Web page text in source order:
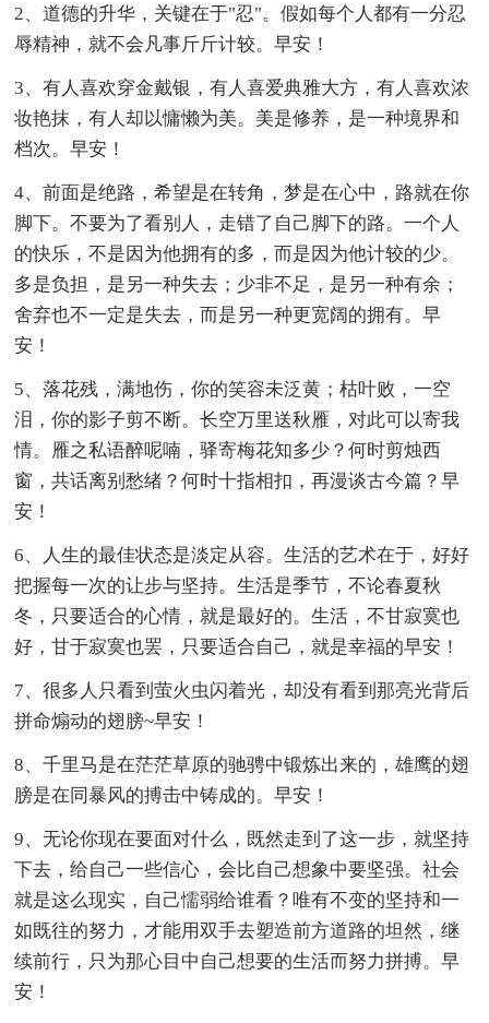
2、道德的升华，关键在于"忍"。假如每个人都有一分忍
辱精神，就不会凡事斤斤计较。早安！
3、有人喜欢穿金戴银，有人喜爱典雅大方，有人喜欢浓
妆艳抹，有人却以慵懒为美。美是修养，是一种境界和
档次。早安！
4、前面是绝路，希望是在转角，梦是在心中，路就在你
脚下。不要为了看别人，走错了自己脚下的路。一个人
的快乐，不是因为他拥有的多，而是因为他计较的少。
多是负担，是另一种失去；少非不足，是另一种有余；
舍弃也不一定是失去，而是另一种更宽阔的拥有。早
安！
5、落花残，满地伤，你的笑容未泛黄；枯叶败，一空
泪，你的影子剪不断。长空万里送秋雁，对此可以寄我
情。雁之私语醉呢喃，驿寄梅花知多少？何时剪烛西
窗，共话离别愁绪？何时十指相扣，再漫谈古今篇？早
安！
6、人生的最佳状态是淡定从容。生活的艺术在于，好好
把握每一次的让步与坚持。生活是季节，不论春夏秋
冬，只要适合的心情，就是最好的。生活，不甘寂寞也
好，甘于寂寞也罢，只要适合自己，就是幸福的早安！
7、很多人只看到萤火虫闪着光，却没有看到那亮光背后
拼命煽动的翅膀~早安！
8、千里马是在茫茫草原的驰骋中锻炼出来的，雄鹰的翅
膀是在同暴风的搏击中铸成的。早安！
9、无论你现在要面对什么，既然走到了这一步，就坚持
下去，给自己一些信心，会比自己想象中要坚强。社会
就是这么现实，自己懦弱给谁看？唯有不变的坚持和一
如既往的努力，才能用双手去塑造前方道路的坦然，继
续前行，只为那心目中自己想要的生活而努力拼搏。早
安！